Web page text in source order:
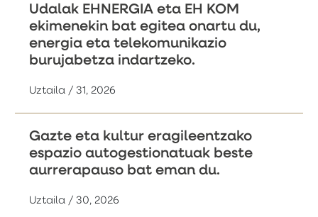
Udalak EHNERGIA eta EH KOM
ekimenekin bat egitea onartu du,
energia eta telekomunikazio
burujabetza indartzeko.
Uztaila / 31, 2026
Gazte eta kultur eragileentzako
espazio autogestionatuak beste
aurrerapauso bat eman du.
Uztaila / 30, 2026